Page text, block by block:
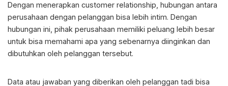
Dengan menerapkan customer relationship, hubungan antara
perusahaan dengan pelanggan bisa lebih intim. Dengan
hubungan ini, pihak perusahaan memiliki peluang lebih besar
untuk bisa memahami apa yang sebenarnya diinginkan dan
dibutuhkan oleh pelanggan tersebut.
Data atau jawaban yang diberikan oleh pelanggan tadi bisa